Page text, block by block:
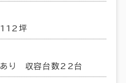
112坪
あり 収容台数22台